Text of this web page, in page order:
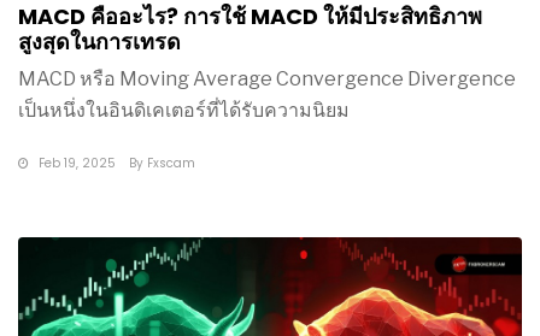
MACD คืออะไร? การใช้ MACD ให้มีประสิทธิภาพ
สูงสุดในการเทรด
MACD หรือ Moving Average Convergence Divergence
เป็นหนึ่งในอินดิเคเตอร์ที่ได้รับความนิยม
Feb 19, 2025 By Fxscam